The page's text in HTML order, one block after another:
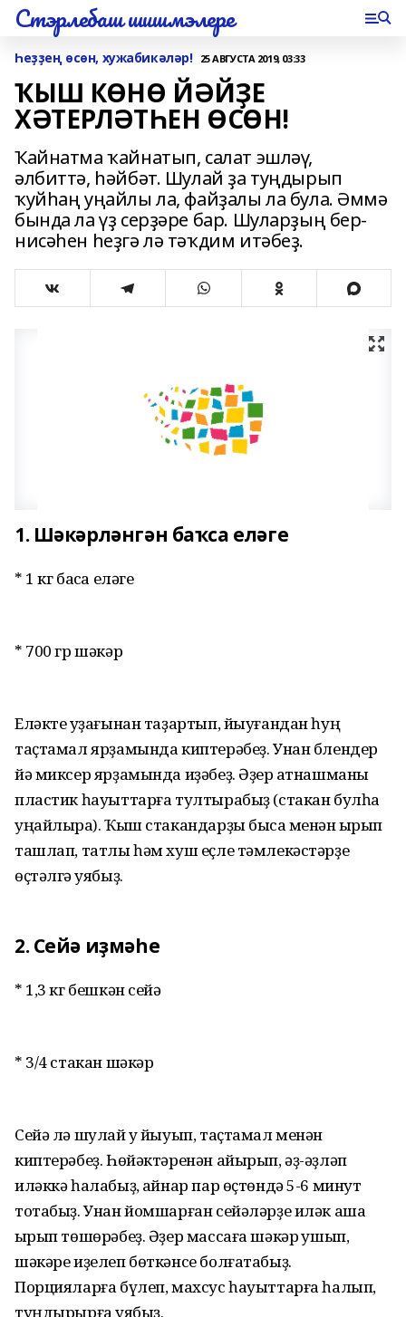
Стэрлебаш шишмэлере
Һеҙҙең өсөн, хужабикәләр! 25 АВГУСТА 2019, 03:33
ҠЫШ КӨНӨ ЙӘЙҘЕ
ХӘТЕРЛӘТҺЕН ӨСӨН!
Ҡайнатма ҡайнатып, салат эшләү,
әлбиттә, һәйбәт. Шулай ҙа туңдырып
ҡуйһаң уңайлы ла, файҙалы ла була. Әммә
бында ла үҙ серҙәре бар. Шуларҙың бер-
нисәһен һеҙгә лә тәҡдим итәбеҙ.
1. Шәкәрләнгән баҡса еләге
* 1 кг баҡса еләге
* 700 гр шәкәр
Еләкте ҡуҙағынан таҙартып, йыуғандан һуң
таҫтамал ярҙамында киптерәбеҙ. Унан блендер
йә миксер ярҙамында иҙәбеҙ. Әҙер ҡатнашманы
пластик һауыттарға тултырабыҙ (стакан булһа
уңайлыраҡ). Ҡыш стакандарҙы бысаҡ менән ҡырҡып
ташлап, татлы һәм хуш еҫле тәмлекәстәрҙе
өҫтәлгә ҡуябыҙ.
2. Сейә иҙмәһе
* 1,3 кг бешкән сейә
* 3/4 стакан шәкәр
Сейә лә шулай уҡ йыуып, таҫтамал менән
киптерәбеҙ. Һөйәктәренән айырып, әҙ-әҙләп
иләккә һалабыҙ, ҡайнар пар өҫтөндә 5-6 минут
тотабыҙ. Унан йомшарған сейәләрҙе иләк аша
ҡырып төшөрәбеҙ. Әҙер массаға шәкәр ҡушып,
шәкәре иҙелеп бөткәнсе болғатабыҙ.
Порцияларға бүлеп, махсус һауыттарға һалып,
туңдырырға ҡуябыҙ.